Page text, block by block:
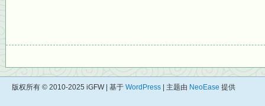
版权所有 © 2010-2025 iGFW | 基于 WordPress | 主题由 NeoEase 提供